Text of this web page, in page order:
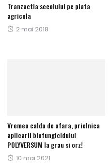
Tranzactia secolului pe piata
agricola
Publicat
2 mai 2018
Vremea calda de afara, prielnica
aplicarii biofungicidului
POLYVERSUM la grau si orz!
Publicat
10 mai 2021